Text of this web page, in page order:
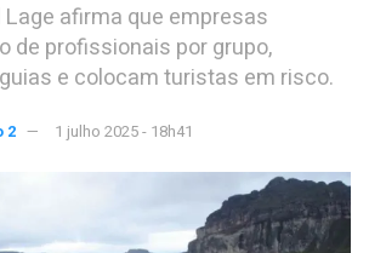
afirma que empresas
de profissionais por grupo,
e colocam turistas em risco.
2 1 julho 2025 - 18h41